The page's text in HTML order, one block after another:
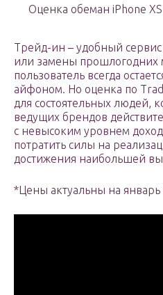
Оценка обеман iPhone
Трейд-ин – удобный сервис
или замены прошлогодних
пользователь всегда
айфоном. Но оценка по
для состоятельных людей,
ведущих брендов
с невысоким уровнем
потратить силы на
достижения наибольшей
*Цены актуальны на январь